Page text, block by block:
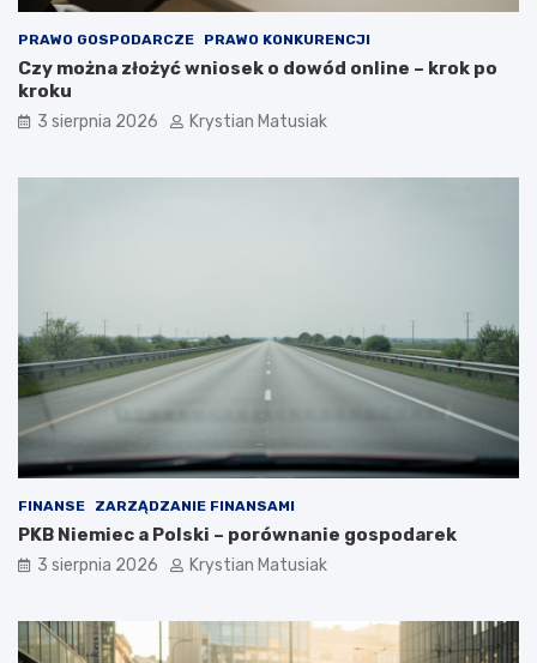
PRAWO GOSPODARCZE PRAWO KONKURENCJI
Czy można złożyć wniosek o dowód online – krok po
kroku
3 sierpnia 2026 Krystian Matusiak
FINANSE ZARZĄDZANIE FINANSAMI
PKB Niemiec a Polski – porównanie gospodarek
3 sierpnia 2026 Krystian Matusiak